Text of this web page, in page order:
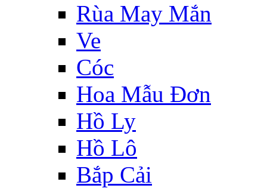
Rùa May Mắn
Ve
Cóc
Hoa Mẫu Đơn
Hồ Ly
Hồ Lô
Bắp Cải